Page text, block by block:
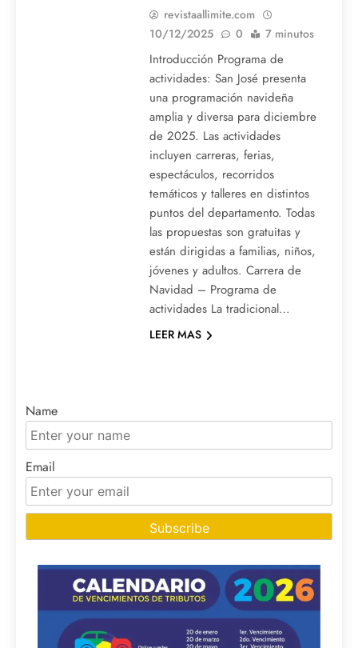
revistaallimite.com
10/12/2025
0 7 minutos
Introducción Programa de
actividades: San José presenta
una programación navideña
amplia y diversa para diciembre
de 2025. Las actividades
incluyen carreras, ferias,
espectáculos, recorridos
temáticos y talleres en distintos
puntos del departamento. Todas
las propuestas son gratuitas y
están dirigidas a familias, niños,
jóvenes y adultos. Carrera de
Navidad – Programa de
actividades La tradicional…
LEER MAS
Name
Email